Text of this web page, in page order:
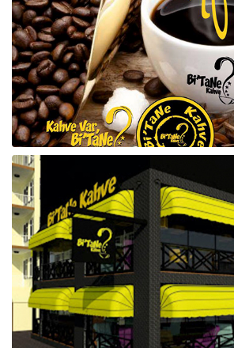
Raf ve Depo Sistemleri
Reklam - Tanıtım - PR ve İnternet
Seyahat - Rent A Car
Tabela - Dijital Baskı